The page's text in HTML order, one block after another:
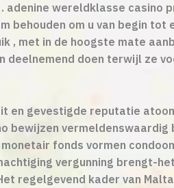
adenine wereldklasse casino
om u van begin tot
, met in de hoogste mate
doen terwijl ze
en gevestigde reputatie
bewijzen vermeldenswaardig
fonds vormen
vergunning brengt-
regelgevend kader van